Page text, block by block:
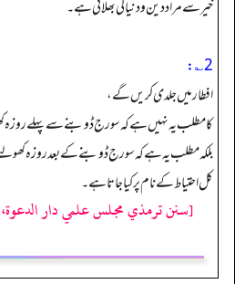
خیر سے مراد دین و دنیا کی بھلائی ہے۔
2؎:
افطار میں جلدی کریں گے،
کا مطلب یہ نہیں ہے کہ سورج ڈوبنے سے پہلے
بلکہ مطلب یہ ہے کہ سورج ڈوبنے کے بعد روزہ
کل احتیاط کے نام پر کیا جاتا ہے۔
[سنن ترمذي مجلس علمي دار